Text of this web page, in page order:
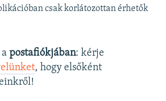
csak korlátozottan érhetők
postafiókjában: kérje
, hogy elsőként